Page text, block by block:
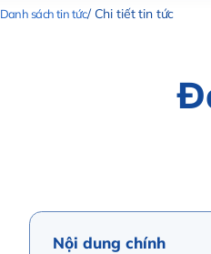
Danh sách tin tức Chi tiết tin tức
Nội dung chính